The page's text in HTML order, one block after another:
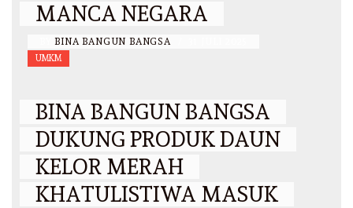
MANCA NEGARA
BINA BANGUN BANGSA
UMKM
BINA BANGUN BANGSA
DUKUNG PRODUK DAUN
KELOR MERAH
KHATULISTIWA MASUK